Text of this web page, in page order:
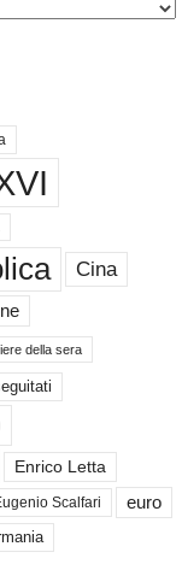
Cina
della sera
Enrico Letta
Scalfari euro